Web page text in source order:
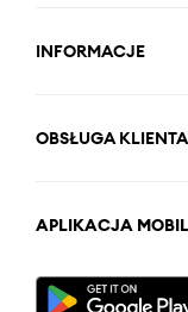
INFORMACJE
OBSŁUGA KLIENTA
APLIKACJA